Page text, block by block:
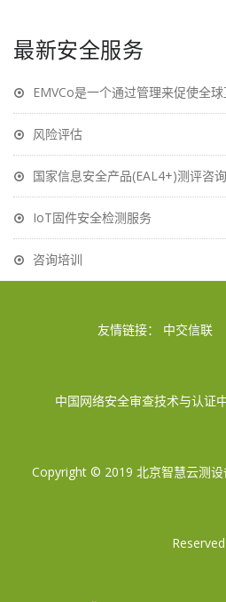
最新安全服务
EMVCo是一个通过管理来促使全球互操
风险评估
国家信息安全产品(EAL4+)测评咨询
IoT固件安全检测服务
咨询培训
友情链接： 中交信联
中国网络安全审查技术与认证
Copyright © 2019 北京智慧云测
Reserved